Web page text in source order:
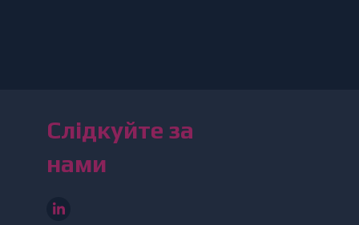
Слідкуйте за
нами